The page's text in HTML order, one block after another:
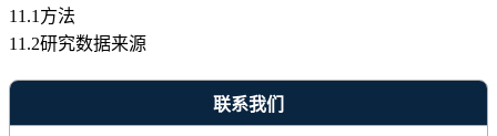
11.1方法
11.2研究数据来源
联系我们